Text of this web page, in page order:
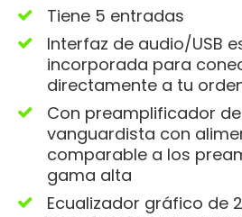
Tiene 5 entradas
Interfaz de audio/USB
incorporada para
directamente a tu
Con preamplificador
vanguardista con
comparable a los
gama alta
Ecualizador gráfico de